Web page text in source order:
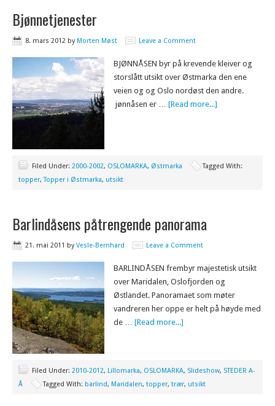
Bjønnetjenester
8. mars 2012 byMorten Møst Leave a Comment
BJØNNÅSEN byr på krevende kleiver og
storslått utsikt over Østmarka den ene
veien og og Oslo nordøst den andre.
jønnåsen er … [Read more...]
Filed Under: 2000-2002, OSLOMARKA, Østmarka
Tagged With:
topper,Topper i Østmarka, utsikt
Barlindåsens påtrengende panorama
21. mai 2011 byVesle-Bernhard Leave a Comment
BARLINDÅSEN frembyr majestetisk utsikt
over Maridalen, Oslofjorden og
Østlandet. Panoramaet som møter
vandreren her oppe er helt på høyde med
de … [Read more...]
Filed Under: 2010-2012, Lillomarka, OSLOMARKA, Slideshow, STEDER A-
Å
Tagged With: barlind, Maridalen, topper, trær, utsikt